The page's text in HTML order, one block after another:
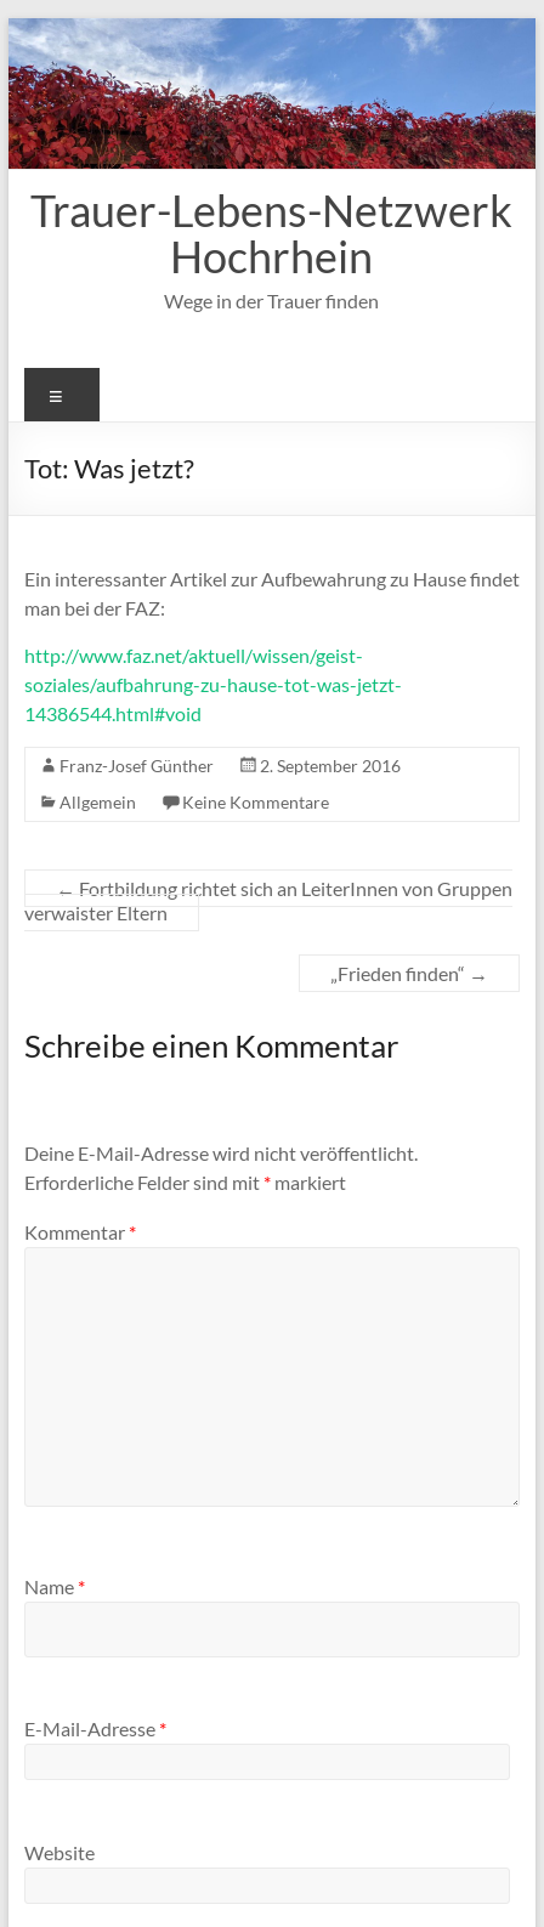
Zum
Inhalt
springen
Trauer-Lebens-Netzwerk
Hochrhein
Wege in der Trauer finden
Tot: Was jetzt?
Ein interessanter Artikel zur Aufbewahrung zu Hause findet
man bei der FAZ:
http://www.faz.net/aktuell/wissen/geist-
soziales/aufbahrung-zu-hause-tot-was-jetzt-
14386544.html#void
Franz-Josef Günther
2. September 2016
Allgemein
Keine Kommentare
← Fortbildung richtet sich an LeiterInnen von Gruppen
verwaister Eltern
„Frieden finden“ →
Schreibe einen Kommentar
Deine E-Mail-Adresse wird nicht veröffentlicht.
Erforderliche Felder sind mit *markiert
Kommentar *
Name *
E-Mail-Adresse *
Website